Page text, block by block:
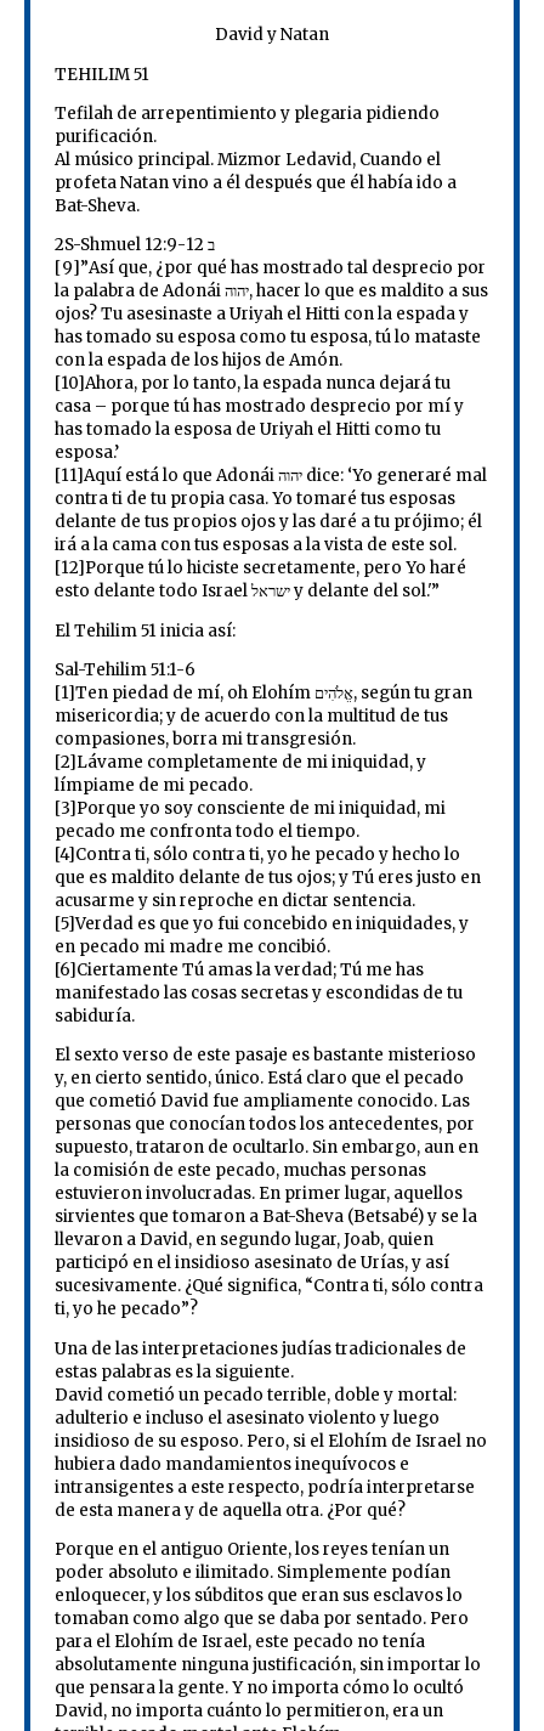
David y Natan
TEHILIM 51
Tefilah de arrepentimiento y plegaria pidiendo
purificación.
Al músico principal. Mizmor Ledavid, Cuando el
profeta Natan vino a él después que él había ido a
Bat-Sheva.
2S-Shmuel ב 12:9-12
[9]”Así que, ¿por qué has mostrado tal desprecio por
la palabra de Adonái יהוה, hacer lo que es maldito a sus
ojos? Tu asesinaste a Uriyah el Hitti con la espada y
has tomado su esposa como tu esposa, tú lo mataste
con la espada de los hijos de Amón.
[10]Ahora, por lo tanto, la espada nunca dejará tu
casa – porque tú has mostrado desprecio por mí y
has tomado la esposa de Uriyah el Hitti como tu
esposa.’
[11]Aquí está lo que Adonái יהוה dice: ‘Yo generaré mal
contra ti de tu propia casa. Yo tomaré tus esposas
delante de tus propios ojos y las daré a tu prójimo; él
irá a la cama con tus esposas a la vista de este sol.
[12]Porque tú lo hiciste secretamente, pero Yo haré
esto delante todo Israel ישראל y delante del sol.'”
El Tehilim 51 inicia así:
Sal-Tehilim 51:1-6
[1]Ten piedad de mí, oh Elohím אֱלֹהִים, según tu gran
misericordia; y de acuerdo con la multitud de tus
compasiones, borra mi transgresión.
[2]Lávame completamente de mi iniquidad, y
límpiame de mi pecado.
[3]Porque yo soy consciente de mi iniquidad, mi
pecado me confronta todo el tiempo.
[4]Contra ti, sólo contra ti, yo he pecado y hecho lo
que es maldito delante de tus ojos; y Tú eres justo en
acusarme y sin reproche en dictar sentencia.
[5]Verdad es que yo fui concebido en iniquidades, y
en pecado mi madre me concibió.
[6]Ciertamente Tú amas la verdad; Tú me has
manifestado las cosas secretas y escondidas de tu
sabiduría.
El sexto verso de este pasaje es bastante misterioso
y, en cierto sentido, único. Está claro que el pecado
que cometió David fue ampliamente conocido. Las
personas que conocían todos los antecedentes, por
supuesto, trataron de ocultarlo. Sin embargo, aun en
la comisión de este pecado, muchas personas
estuvieron involucradas. En primer lugar, aquellos
sirvientes que tomaron a Bat-Sheva (Betsabé) y se la
llevaron a David, en segundo lugar, Joab, quien
participó en el insidioso asesinato de Urías, y así
sucesivamente. ¿Qué significa, “Contra ti, sólo contra
ti, yo he pecado”?
Una de las interpretaciones judías tradicionales de
estas palabras es la siguiente.
David cometió un pecado terrible, doble y mortal:
adulterio e incluso el asesinato violento y luego
insidioso de su esposo. Pero, si el Elohím de Israel no
hubiera dado mandamientos inequívocos e
intransigentes a este respecto, podría interpretarse
de esta manera y de aquella otra. ¿Por qué?
Porque en el antiguo Oriente, los reyes tenían un
poder absoluto e ilimitado. Simplemente podían
enloquecer, y los súbditos que eran sus esclavos lo
tomaban como algo que se daba por sentado. Pero
para el Elohím de Israel, este pecado no tenía
absolutamente ninguna justificación, sin importar lo
que pensara la gente. Y no importa cómo lo ocultó
David, no importa cuánto lo permitieron, era un